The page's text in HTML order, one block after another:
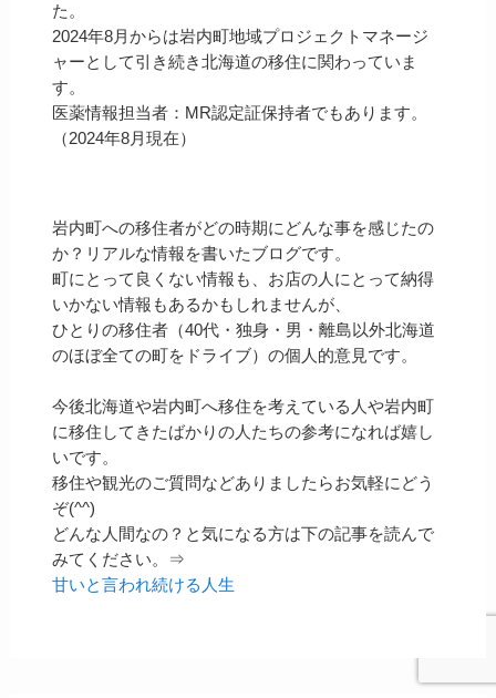
た。
2024年8月からは岩内町地域プロジェクトマネージ
ャーとして引き続き北海道の移住に関わっていま
す。
医薬情報担当者：MR認定証保持者でもあります。
（2024年8月現在）
岩内町への移住者がどの時期にどんな事を感じたの
か？リアルな情報を書いたブログです。
町にとって良くない情報も、お店の人にとって納得
いかない情報もあるかもしれませんが、
ひとりの移住者（40代・独身・男・離島以外北海道
のほぼ全ての町をドライブ）の個人的意見です。
今後北海道や岩内町へ移住を考えている人や岩内町
に移住してきたばかりの人たちの参考になれば嬉し
いです。
移住や観光のご質問などありましたらお気軽にどう
ぞ(^^)
どんな人間なの？と気になる方は下の記事を読んで
みてください。⇒
甘いと言われ続ける人生